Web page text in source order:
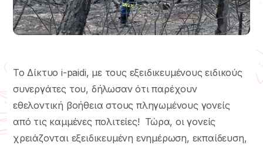
Το Δίκτυο i-paidi, με τους εξειδικευμένους ειδικούς
συνεργάτες του, δήλωσαν ότι παρέχουν
εθελοντική βοήθεια στους πληγωμένους γονείς
από τις καμμένες πολιτείες! Τώρα, οι γονείς
χρειάζονται εξειδικευμένη ενημέρωση, εκπαίδευση,